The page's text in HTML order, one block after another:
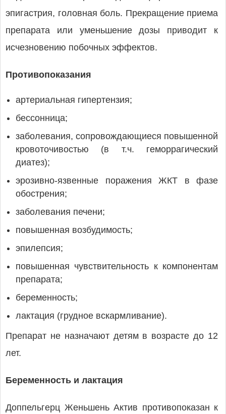
эпигастрия, головная боль. Прекращение приема
препарата или уменьшение дозы приводит к
исчезновению побочных эффектов.
Противопоказания
артериальная гипертензия;
бессонница;
заболевания, сопровождающиеся повышенной
кровоточивостью (в т.ч. геморрагический
диатез);
эрозивно-язвенные поражения ЖКТ в фазе
обострения;
заболевания печени;
повышенная возбудимость;
эпилепсия;
повышенная чувствительность к компонентам
препарата;
беременность;
лактация (грудное вскармливание).
Препарат не назначают детям в возрасте до 12
лет.
Беременность и лактация
Доппельгерц Женьшень Актив противопоказан к